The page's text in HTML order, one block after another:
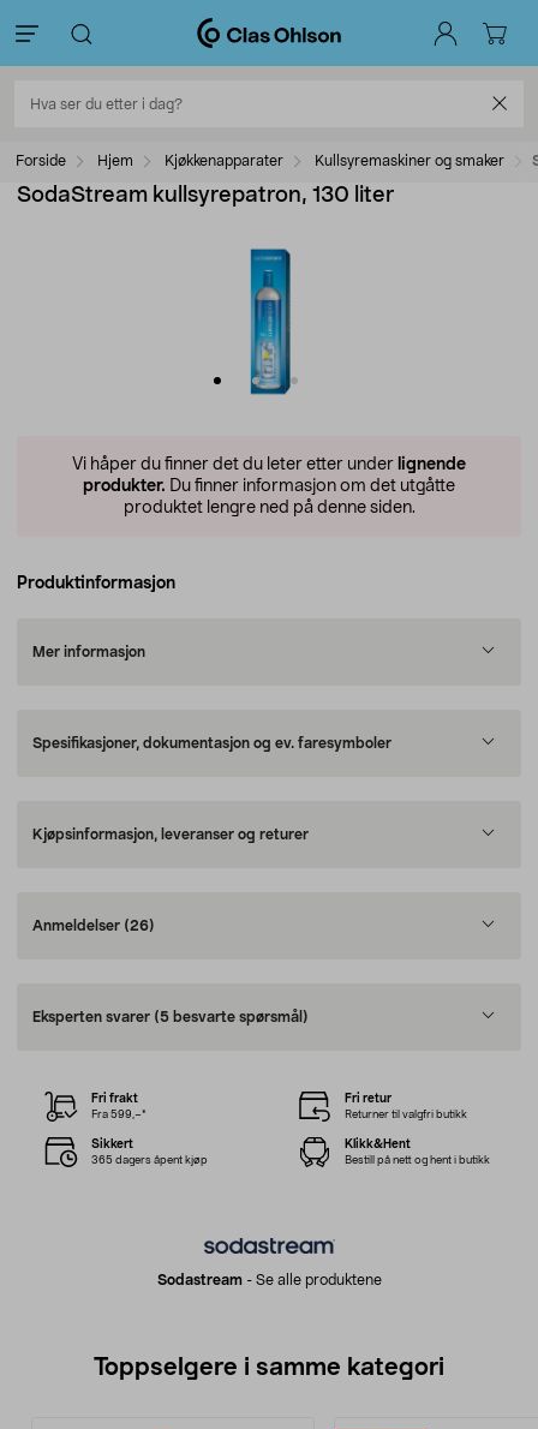
Forside Hjem Kjøkkenapparater Kullsyremaskiner og smaker
SodaStream kullsyrepatron, 130 liter
Vi håper du finner det du leter etter under lignende
produkter. Du finner informasjon om det utgåtte
produktet lengre ned på denne siden.
Produktinformasjon
Mer informasjon
Spesifikasjoner, dokumentasjon og ev. faresymboler
Kjøpsinformasjon, leveranser og returer
Anmeldelser (26)
Eksperten svarer (5 besvarte spørsmål)
Sodastream- Se alle produktene
Fri frakt
Fra 599,–*
Fri retur
Returner til valgfri butikk
Sikkert
365 dagers åpent kjøp
Klikk&Hent
Bestill på nett og hent i butikk
Toppselgere i samme kategori